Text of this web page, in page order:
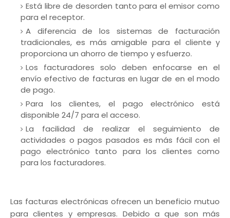
Está libre de desorden tanto para el emisor como
para el receptor.
A diferencia de los sistemas de facturación
tradicionales, es más amigable para el cliente y
proporciona un ahorro de tiempo y esfuerzo.
Los facturadores solo deben enfocarse en el
envío efectivo de facturas en lugar de en el modo
de pago.
Para los clientes, el pago electrónico está
disponible 24/7 para el acceso.
La facilidad de realizar el seguimiento de
actividades o pagos pasados es más fácil con el
pago electrónico tanto para los clientes como
para los facturadores.
Las facturas electrónicas ofrecen un beneficio mutuo
para clientes y empresas. Debido a que son más